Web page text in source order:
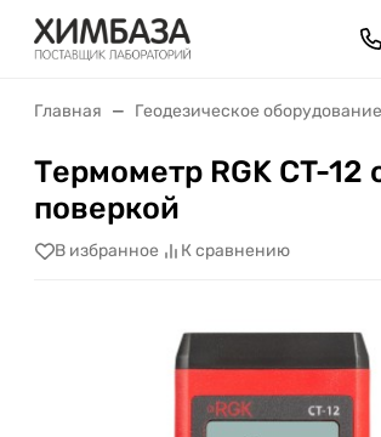
Главная Геодезическое оборудование
Термометр RGK CT-12
поверкой
В избранное К сравнению